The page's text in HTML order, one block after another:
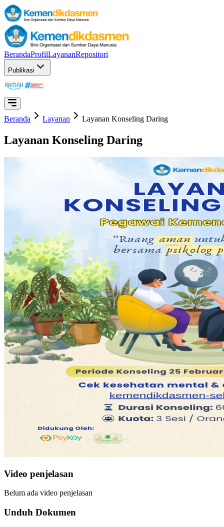
BerandaProfilLayananRepositori
Publikasi
Beranda Layanan Layanan Konseling Daring
Layanan Konseling Daring
Video penjelasan
Belum ada video penjelasan
Unduh Dokumen